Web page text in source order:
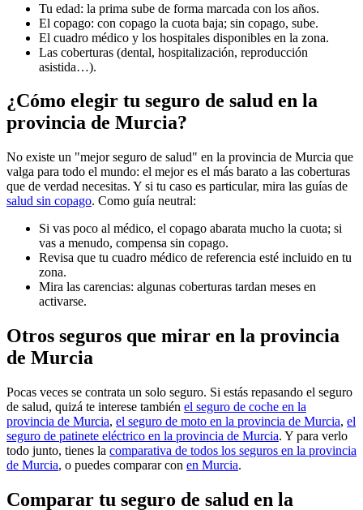
Tu edad: la prima sube de forma marcada con los años.
El copago: con copago la cuota baja; sin copago, sube.
El cuadro médico y los hospitales disponibles en la zona.
Las coberturas (dental, hospitalización, reproducción
asistida…).
¿Cómo elegir tu seguro de salud en la
provincia de Murcia?
No existe un "mejor seguro de salud" en la provincia de Murcia que
valga para todo el mundo: el mejor es el más barato a las coberturas
que de verdad necesitas. Y si tu caso es particular, mira las guías de
salud sin copago. Como guía neutral:
Si vas poco al médico, el copago abarata mucho la cuota; si
vas a menudo, compensa sin copago.
Revisa que tu cuadro médico de referencia esté incluido en tu
zona.
Mira las carencias: algunas coberturas tardan meses en
activarse.
Otros seguros que mirar en la provincia
de Murcia
Pocas veces se contrata un solo seguro. Si estás repasando el seguro
de salud, quizá te interese también el seguro de coche en la
provincia de Murcia, el seguro de moto en la provincia de Murcia, el
seguro de patinete eléctrico en la provincia de Murcia. Y para verlo
todo junto, tienes la comparativa de todos los seguros en la provincia
de Murcia, o puedes comparar con en Murcia.
Comparar tu seguro de salud en la